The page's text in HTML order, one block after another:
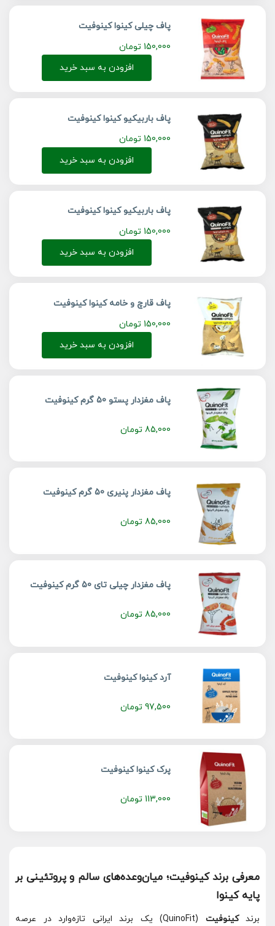
پاف چیلی کینوا کینوفیت
150,000 تومان
افزودن به سبد خرید
پاف باربیکیو کینوا کینوفیت
150,000 تومان
افزودن به سبد خرید
پاف باربیکیو کینوا کینوفیت
150,000 تومان
افزودن به سبد خرید
پاف قارچ و خامه کینوا کینوفیت
150,000 تومان
افزودن به سبد خرید
پاف مغزدار پستو 50 گرم کینوفیت
85,000 تومان
پاف مغزدار پنیری 50 گرم کینوفیت
85,000 تومان
پاف مغزدار چیلی تای 50 گرم کینوفیت
85,000 تومان
آرد کینوا کینوفیت
97,500 تومان
پرک کینوا کینوفیت
113,000 تومان
معرفی برند کینوفیت؛ میان‌وعده‌های سالم و پروتئینی بر
پایه کینوا
برندکینوفیت
(QuinoFit) یک برند ایرانی تازه‌وارد در عرصه